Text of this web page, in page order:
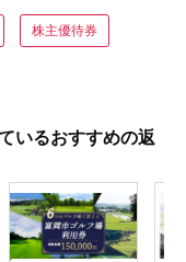
株主優待券
いるおすすめの返